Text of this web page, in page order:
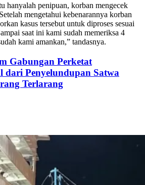
hanyalah penipuan, korban mengecek
mengetahui kebenarannya korban
kasus tersebut untuk diproses sesuai
saat ini kami sudah memeriksa 4
kami amankan,” tandasnya.
Gabungan Perketat
dari Penyelundupan Satwa
Terlarang